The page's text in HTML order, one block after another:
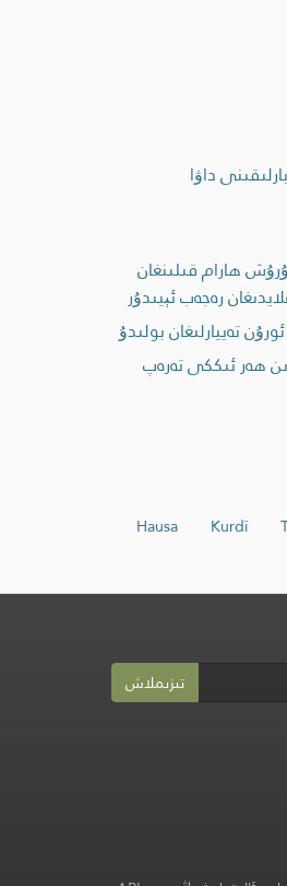
داۋا
ھارام قىلىنغان
رەجەب ئېيىدۇر
تەييارلىغان بولىدۇ
ھەر ئىككى تەرەپ
Kurdî
Hausa
تىزىملاش